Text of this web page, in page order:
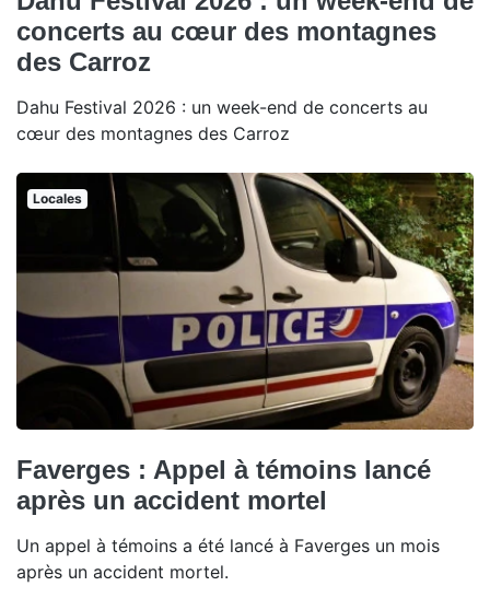
concerts au cœur des montagnes
des Carroz
Dahu Festival 2026 : un week-end de concerts au
cœur des montagnes des Carroz
Locales
Faverges : Appel à témoins lancé
après un accident mortel
Un appel à témoins a été lancé à Faverges un mois
après un accident mortel.